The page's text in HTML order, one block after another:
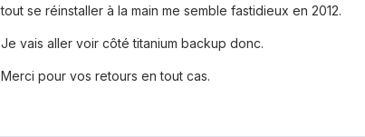
tout se réinstaller à la main me semble fastidieux en 2012.
Je vais aller voir côté titanium backup donc.
Merci pour vos retours en tout cas.